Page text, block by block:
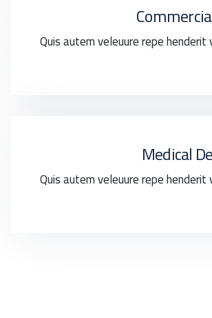
Quis autem veleuure repe
Medical
Quis autem veleuure repe